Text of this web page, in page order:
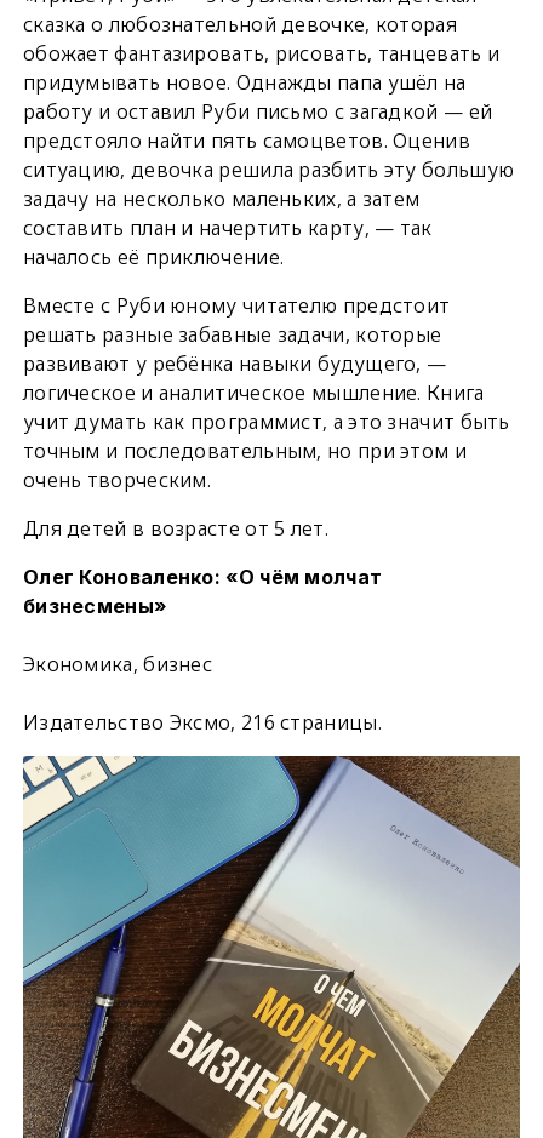
сказка о любознательной девочке, которая
обожает фантазировать, рисовать, танцевать и
придумывать новое. Однажды папа ушёл на
работу и оставил Руби письмо с загадкой — ей
предстояло найти пять самоцветов. Оценив
ситуацию, девочка решила разбить эту большую
задачу на несколько маленьких, а затем
составить план и начертить карту, — так
началось её приключение.
Вместе с Руби юному читателю предстоит
решать разные забавные задачи, которые
развивают у ребёнка навыки будущего, —
логическое и аналитическое мышление. Книга
учит думать как программист, а это значит быть
точным и последовательным, но при этом и
очень творческим.
Для детей в возрасте от 5 лет.
Олег Коноваленко: «О чём молчат
бизнесмены»
Экономика, бизнес
Издательство Эксмо, 216 страницы.